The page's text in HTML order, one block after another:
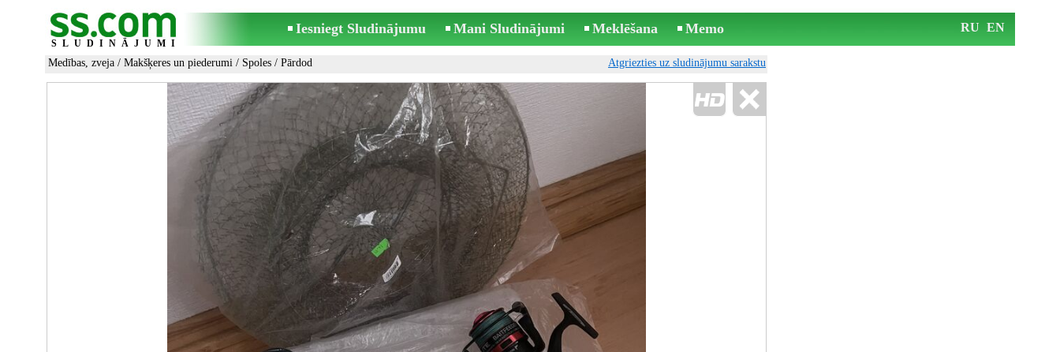
SLUDINĀJUMI
Iesniegt Sludinājumu Mani Sludinājumi Meklēšana Memo RU EN
Medības, zveja / Makšķeres un piederumi / Spoles / Pārdod Atgriezties uz sludinājumu sarakstu